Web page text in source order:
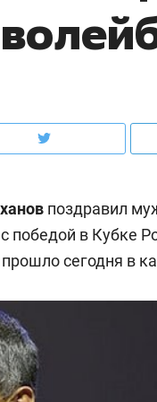
поздравил
победой в Кубке
сегодня в
росте цен,
и чудных запросах
квартиры и Face
какой будет
в ЖК «Нова»